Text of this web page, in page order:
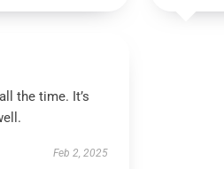
the time. It’s
Feb 2, 2025